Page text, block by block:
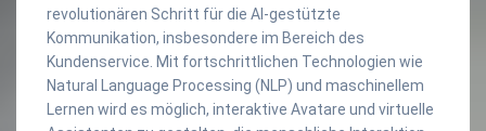
revolutionären Schritt für die AI-gestützte
Kommunikation, insbesondere im Bereich des
Kundenservice. Mit fortschrittlichen Technologien wie
Natural Language Processing (NLP) und maschinellem
Lernen wird es möglich, interaktive Avatare und virtuelle